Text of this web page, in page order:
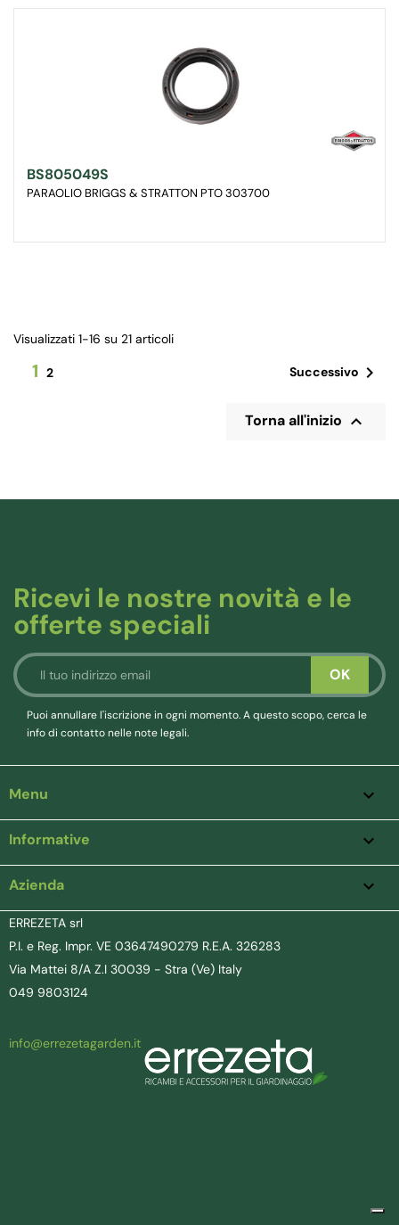
BS805049S
PARAOLIO BRIGGS & STRATTON PTO 303700
Visualizzati 1-16 su 21 articoli
1 2 Successivo 
Torna all'inizio 
Ricevi le nostre novità e le
offerte speciali
Puoi annullare l'iscrizione in ogni momento. A questo scopo, cerca le
info di contatto nelle note legali.
Menu 
Informative 
Azienda keyboard_arrow_down
ERREZETA srl
P.I. e Reg. Impr. VE 03647490279 R.E.A. 326283
Via Mattei 8/A Z.I 30039 - Stra (Ve) Italy
049 9803124
info@errezetagarden.it